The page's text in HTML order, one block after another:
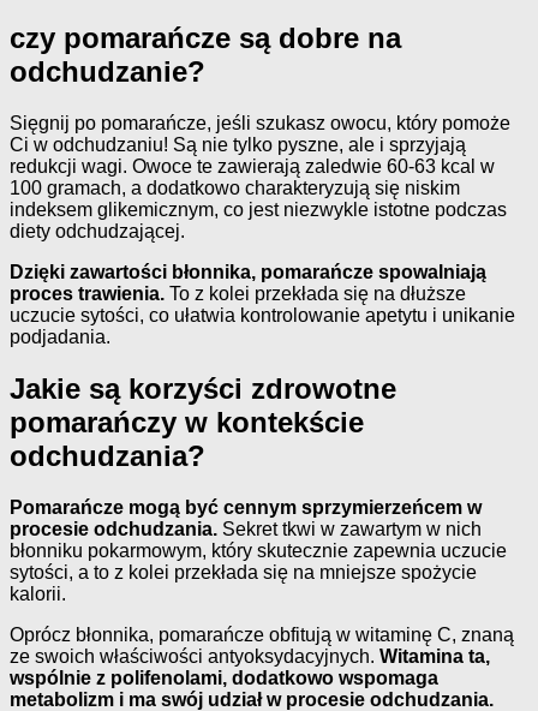
czy pomarańcze są dobre na
odchudzanie?
Sięgnij po pomarańcze, jeśli szukasz owocu, który pomoże
Ci w odchudzaniu! Są nie tylko pyszne, ale i sprzyjają
redukcji wagi. Owoce te zawierają zaledwie 60-63 kcal w
100 gramach, a dodatkowo charakteryzują się niskim
indeksem glikemicznym, co jest niezwykle istotne podczas
diety odchudzającej.
Dzięki zawartości błonnika, pomarańcze spowalniają
proces trawienia. To z kolei przekłada się na dłuższe
uczucie sytości, co ułatwia kontrolowanie apetytu i unikanie
podjadania.
Jakie są korzyści zdrowotne
pomarańczy w kontekście
odchudzania?
Pomarańcze mogą być cennym sprzymierzeńcem w
procesie odchudzania. Sekret tkwi w zawartym w nich
błonniku pokarmowym, który skutecznie zapewnia uczucie
sytości, a to z kolei przekłada się na mniejsze spożycie
kalorii.
Oprócz błonnika, pomarańcze obfitują w witaminę C, znaną
ze swoich właściwości antyoksydacyjnych. Witamina ta,
wspólnie z polifenolami, dodatkowo wspomaga
metabolizm i ma swój udział w procesie odchudzania.